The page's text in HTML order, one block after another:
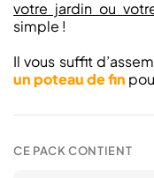
votre jardin ou
simple !
Il vous suffit
un poteau de fin
CE PACK CONTIENT